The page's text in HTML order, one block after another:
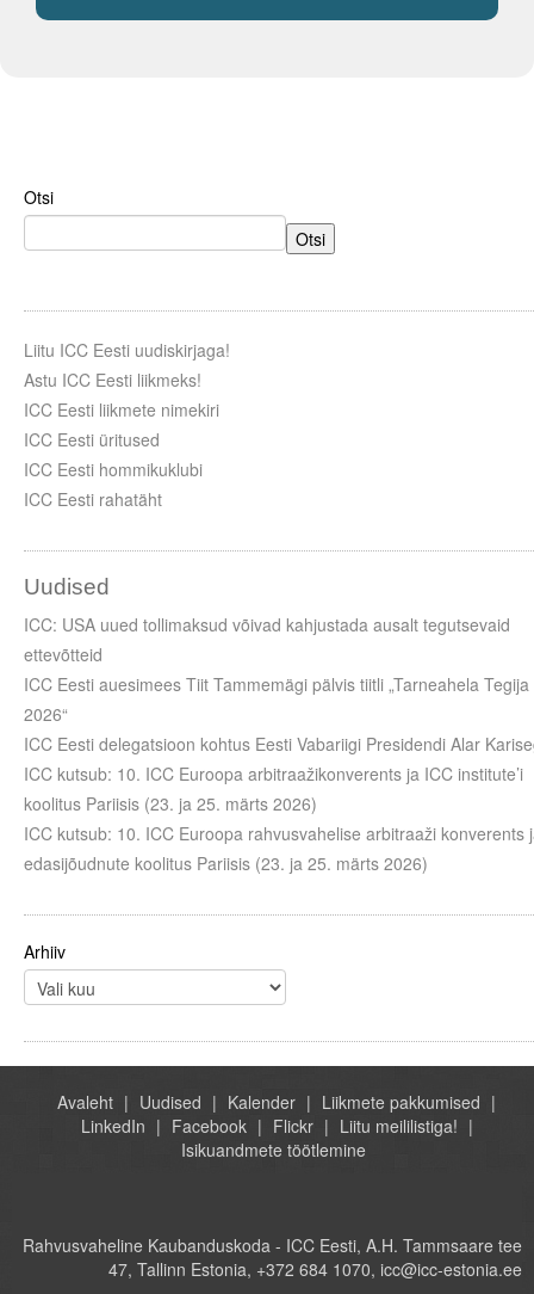
Otsi
Otsi
Liitu ICC Eesti uudiskirjaga!
Astu ICC Eesti liikmeks!
ICC Eesti liikmete nimekiri
ICC Eesti üritused
ICC Eesti hommikuklubi
ICC Eesti rahatäht
Uudised
ICC: USA uued tollimaksud võivad kahjustada ausalt tegutsevaid
ettevõtteid
ICC Eesti auesimees Tiit Tammemägi pälvis tiitli „Tarneahela Tegija
2026“
ICC Eesti delegatsioon kohtus Eesti Vabariigi Presidendi Alar
ICC kutsub: 10. ICC Euroopa arbitraažikonverents ja ICC institute’i
koolitus Pariisis (23. ja 25. märts 2026)
ICC kutsub: 10. ICC Euroopa rahvusvahelise arbitraaži konverents
edasijõudnute koolitus Pariisis (23. ja 25. märts 2026)
Arhiiv
Avaleht Uudised Kalender
Liikmete pakkumised
LinkedIn
Facebook Flickr
Liitu meililistiga!
Isikuandmete töötlemine
Rahvusvaheline Kaubanduskoda - ICC Eesti, A.H. Tammsaare tee
47, Tallinn Estonia, +372 684 1070, icc@icc-estonia.ee